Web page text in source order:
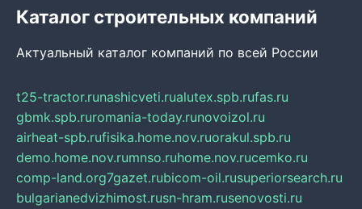
Каталог строительных компаний
Актуальный каталог компаний по всей России
t25-tractor.runashicveti.rualutex.spb.rufas.ru
gbmk.spb.ruromania-today.runovoizol.ru
airheat-spb.rufisika.home.nov.ruorakul.spb.ru
demo.home.nov.rumnso.ruhome.nov.rucemko.ru
comp-land.org7gazet.rubicom-oil.rusuperiorsearch.ru
bulgarianedvizhimost.rusn-hram.rusenovosti.ru